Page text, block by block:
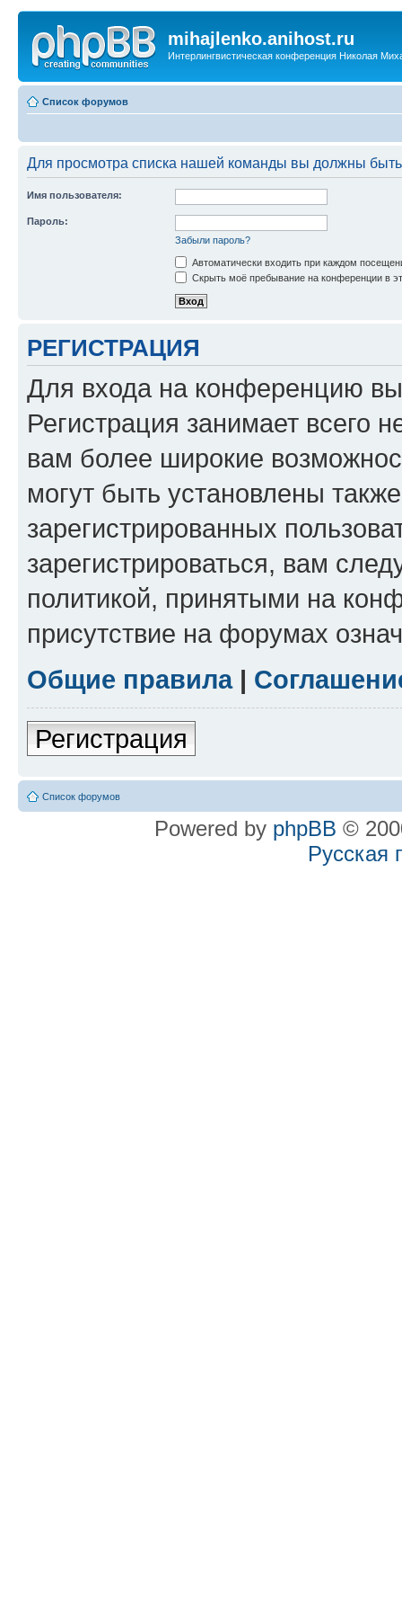
mihajlenko.anihost.ru
Интерлингвистическая конференция Николая
Список форумов
Для просмотра списка нашей команды вы должны
Имя пользователя:
Пароль:
Забыли пароль?
Автоматически входить при каждом
Скрыть моё пребывание на конференции в
РЕГИСТРАЦИЯ
Для входа на конференцию
Регистрация занимает всего
вам более широкие
могут быть установлены
зарегистрированных
зарегистрироваться, вам
политикой, принятыми на
присутствие на форумах
Общие правила|
Регистрация
Список форумов
Powered by phpBB ©
Русская